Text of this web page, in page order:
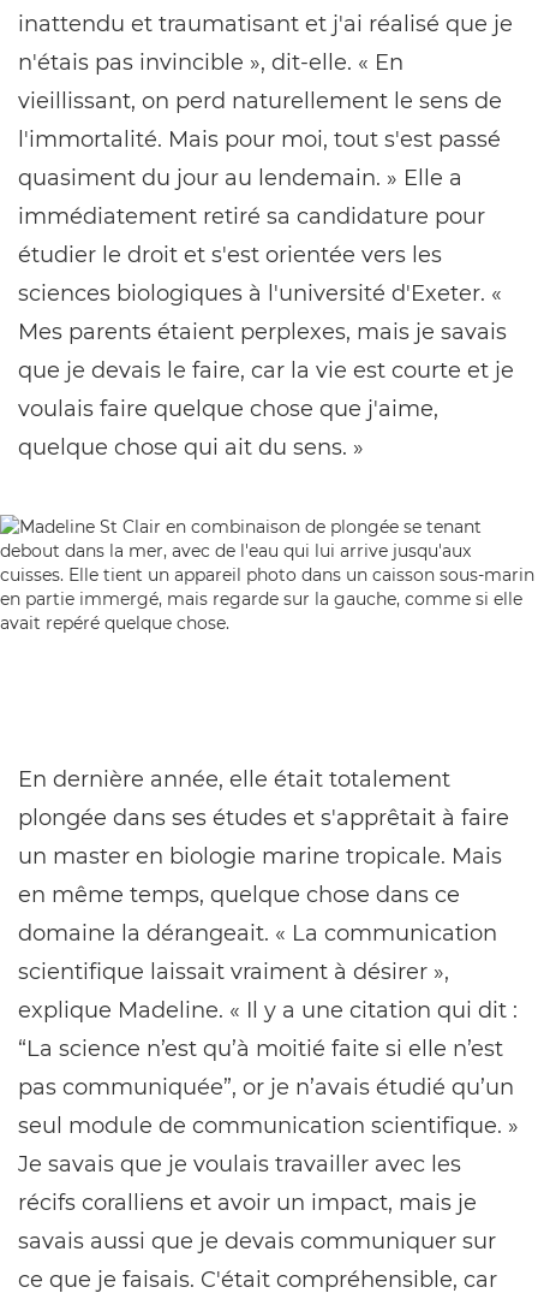
inattendu et traumatisant et j'ai réalisé que je
n'étais pas invincible », dit-elle. « En
vieillissant, on perd naturellement le sens de
l'immortalité. Mais pour moi, tout s'est passé
quasiment du jour au lendemain. » Elle a
immédiatement retiré sa candidature pour
étudier le droit et s'est orientée vers les
sciences biologiques à l'université d'Exeter. «
Mes parents étaient perplexes, mais je savais
que je devais le faire, car la vie est courte et je
voulais faire quelque chose que j'aime,
quelque chose qui ait du sens. »
En dernière année, elle était totalement
plongée dans ses études et s'apprêtait à faire
un master en biologie marine tropicale. Mais
en même temps, quelque chose dans ce
domaine la dérangeait. « La communication
scientifique laissait vraiment à désirer »,
explique Madeline. « Il y a une citation qui dit :
“La science n’est qu’à moitié faite si elle n’est
pas communiquée”, or je n’avais étudié qu’un
seul module de communication scientifique. »
Je savais que je voulais travailler avec les
récifs coralliens et avoir un impact, mais je
savais aussi que je devais communiquer sur
ce que je faisais. C'était compréhensible, car